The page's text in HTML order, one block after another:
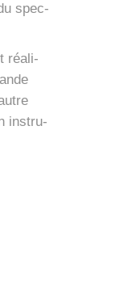
spec­
réa­li­
ins­tru­